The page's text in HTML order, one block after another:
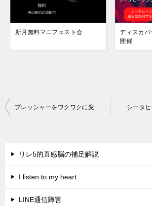
新月無料マニフェスト会
ディスカバ
開催
投
ビ
シ
シータ
リレ5的直感脳の補足解説
I listen to my heart
LINE通信障害